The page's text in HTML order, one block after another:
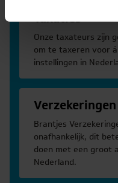
Taxaties
Onze taxateurs zijn
om te taxeren voor
instellingen in
Meer informatie
Verzekeringen
Brantjes
onafhankelijk, dit
doen met een groot
Nederland.
Meer informatie